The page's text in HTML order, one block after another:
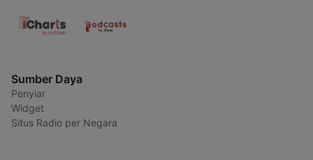
Sumber Daya
Penyiar
Widget
Situs Radio per Negara